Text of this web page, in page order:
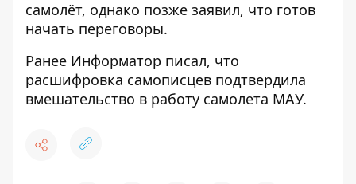
самолёт, однако позже заявил, что готов
начать переговоры.
Ранее Информатор писал, что
расшифровка самописцев подтвердила
вмешательство в работу самолета МАУ.